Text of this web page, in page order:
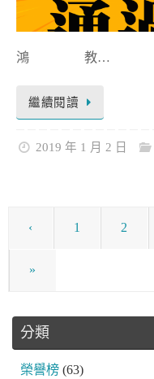
鴻 教…
繼續閱讀
2019 年 1 月 2 日
‹ 1 2
»
分類
榮譽榜 (63)